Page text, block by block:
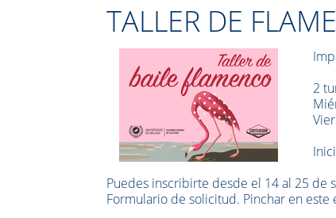
TALLER DE
2
Puedes inscribirte desde el 14 al 25 de
Formulario de solicitud. Pinchar en